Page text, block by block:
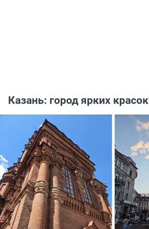
Казань: город ярких красок